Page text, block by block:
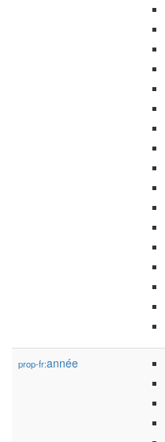
prop-fr:année